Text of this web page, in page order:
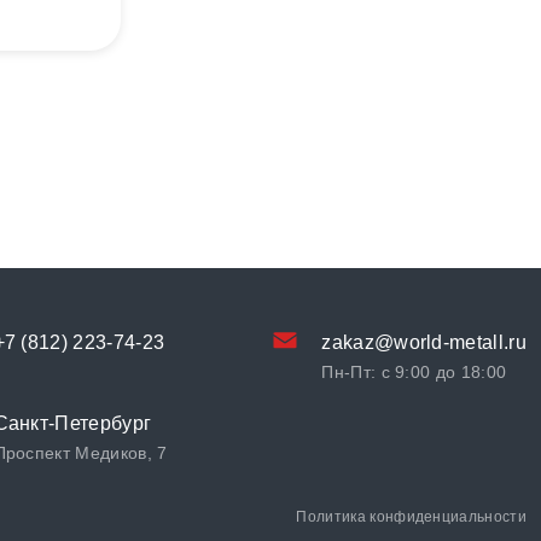
(812) 223-74-23 zakaz@world-metall.ru
Пн-Пт: с 9:00 до 18:00
Петербург
Медиков, 7
Политика конфиденциальности